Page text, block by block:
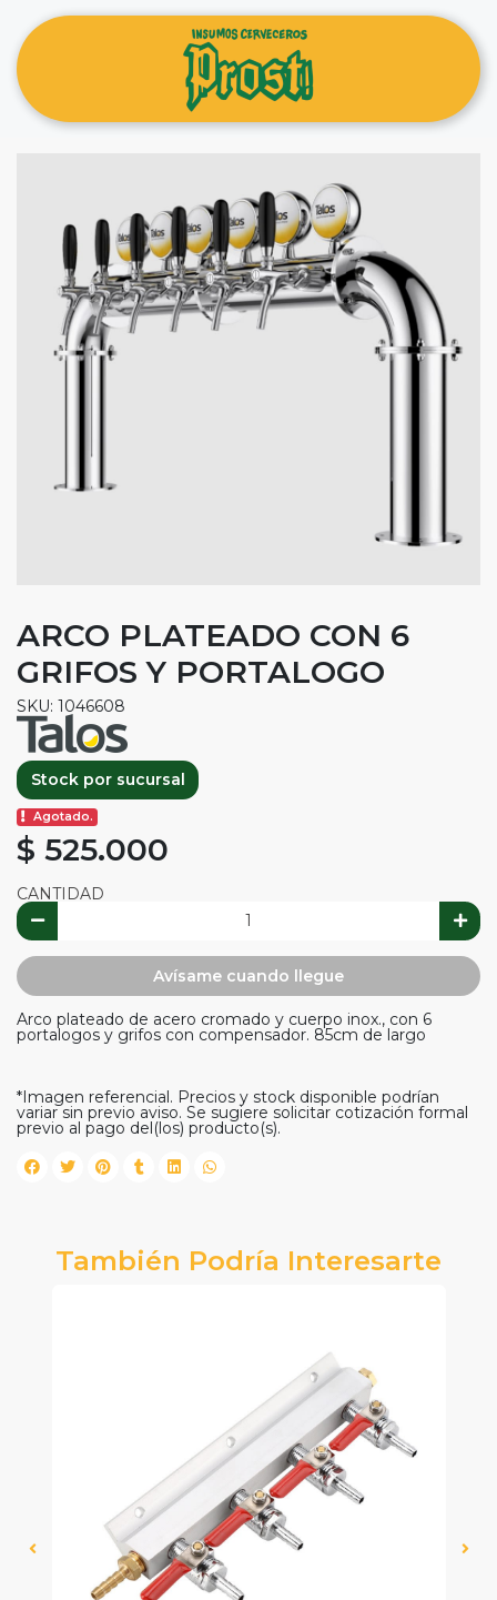
ARCO PLATEADO CON 6
GRIFOS Y PORTALOGO
SKU: 1046608
Stock por sucursal
Agotado.
$ 525.000
CANTIDAD
Avísame cuando llegue
Arco plateado de acero cromado y cuerpo inox., con 6
portalogos y grifos con compensador. 85cm de largo
*Imagen referencial. Precios y stock disponible podrían
variar sin previo aviso. Se sugiere solicitar cotización formal
previo al pago del(los) producto(s).
También Podría Interesarte